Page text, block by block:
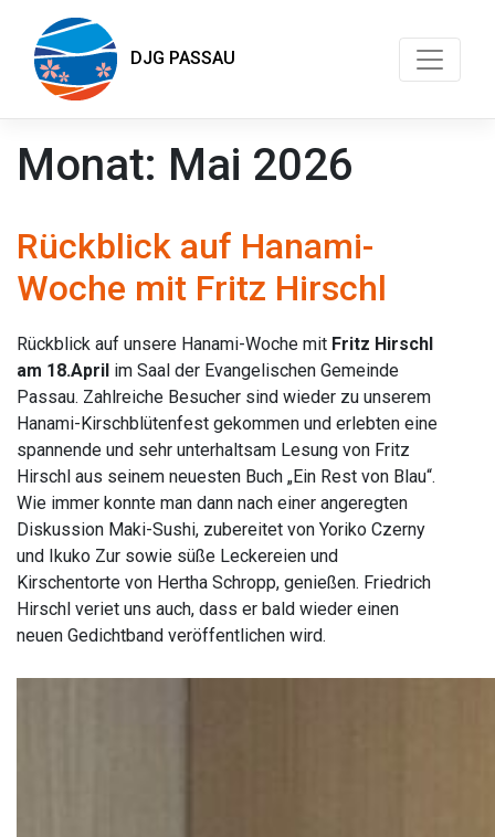
DJG PASSAU
Monat: Mai 2026
Rückblick auf Hanami-
Woche mit Fritz Hirschl
Rückblick auf unsere Hanami-Woche mit Fritz Hirschl
am 18.April im Saal der Evangelischen Gemeinde
Passau. Zahlreiche Besucher sind wieder zu unserem
Hanami-Kirschblütenfest gekommen und erlebten eine
spannende und sehr unterhaltsam Lesung von Fritz
Hirschl aus seinem neuesten Buch „Ein Rest von Blau“.
Wie immer konnte man dann nach einer angeregten
Diskussion Maki-Sushi, zubereitet von Yoriko Czerny
und Ikuko Zur sowie süße Leckereien und
Kirschentorte von Hertha Schropp, genießen. Friedrich
Hirschl veriet uns auch, dass er bald wieder einen
neuen Gedichtband veröffentlichen wird.